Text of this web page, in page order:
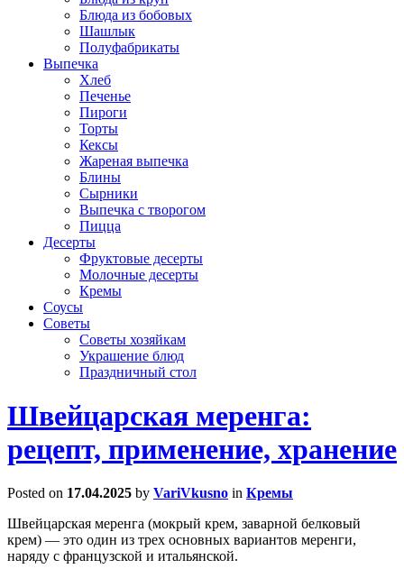
Блюда из бобовых
Шашлык
Полуфабрикаты
Выпечка
Хлеб
Печенье
Пироги
Торты
Кексы
Жареная выпечка
Блины
Сырники
Выпечка с творогом
Пицца
Десерты
Фруктовые десерты
Молочные десерты
Кремы
Соусы
Советы
Советы хозяйкам
Украшение блюд
Праздничный стол
Швейцарская меренга:
рецепт, применение, хранение
Posted on 17.04.2025 by VariVkusno in Кремы
Швейцарская меренга (мокрый крем, заварной белковый
крем) — это один из трех основных вариантов меренги,
наряду с французской и итальянской.